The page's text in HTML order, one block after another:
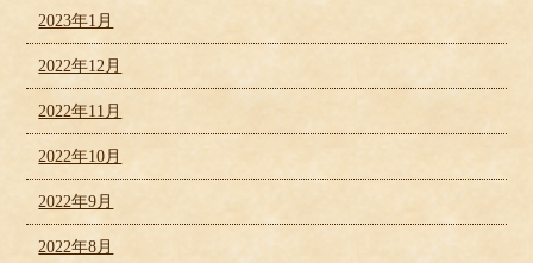
2023年1月
2022年12月
2022年11月
2022年10月
2022年9月
2022年8月